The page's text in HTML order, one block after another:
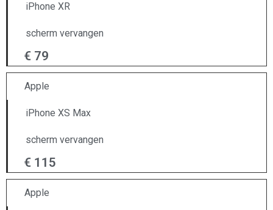
iPhone XR
scherm vervangen
€ 79
Apple
iPhone XS Max
scherm vervangen
€ 115
Apple